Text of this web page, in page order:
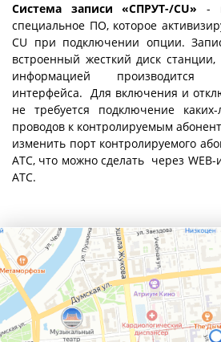
Система записи «СПРУТ-/СU» -
специальное ПО, которое
CU при подключении опции.
встроенный жесткий диск
информацией производится
интерфейса. Для включения и
не требуется подключение
проводов к контролируемым
изменить порт контролируемого
АТС, что можно сделать через
АТС.